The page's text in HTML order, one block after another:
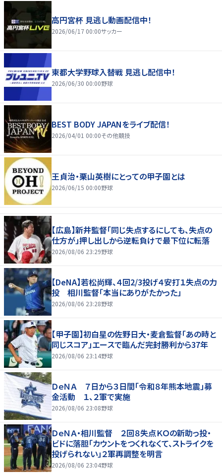
高円宮杯 見逃し動画配信中！
2026/06/17 00:00サッカー
東都大学野球入替戦 見逃し配信中！
2026/06/30 00:00野球
BEST BODY JAPANをライブ配信！
2026/04/01 00:00その他競技
王貞治・栗山英樹にとっての甲子園とは
2026/06/15 00:00野球
【広島】新井監督「同じ失点するにしても、失点の
仕方が」押し出しから逆転負けで最下位に転落
2026/08/06 23:29野球
【DeNA】若松尚輝、４回2/3投げ４安打１失点の力
投 相川監督「本当にありがたかった」
2026/08/06 23:28野球
【甲子園】初白星の佐野日大・麦倉監督「あの時と
同じスコア」エースで臨んだ完封勝利から37年
2026/08/06 23:14野球
ＤｅＮＡ ７日から３日間「令和８年熊本地震」募
金活動 １、２軍で実施
2026/08/06 23:08野球
ＤｅＮＡ・相川監督 ２回８失点ＫＯの新助っ投・
ビドに落胆「カウントをつくれなくて、ストライクを
投げられない」２軍再調整を明言
2026/08/06 23:04野球